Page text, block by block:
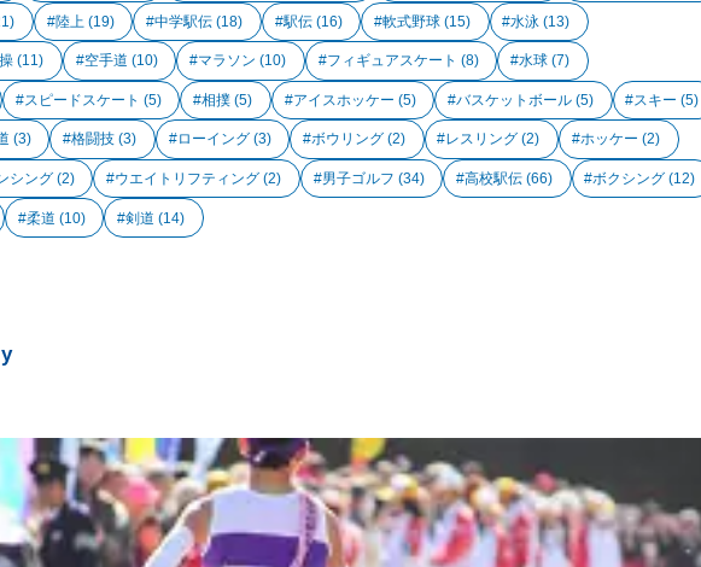
陸上 (19) 中学駅伝 (18) 駅伝(16) 軟式野球(15) 水泳 (13)
(11) 空手道 (10) マラソン (10) フィギュアスケート (8) 水球(7)
スピードスケート (5) 相撲 (5) アイスホッケー (5) バスケットボール(5) スキー (5)
(3) 格闘技 (3) ローイング(3) ボウリング(2) レスリング (2) ホッケー (2)
シング(2) ウエイトリフティング (2) 男子ゴルフ (34) 高校駅伝(66) ボクシング (12)
柔道 (10) 剣道 (14)